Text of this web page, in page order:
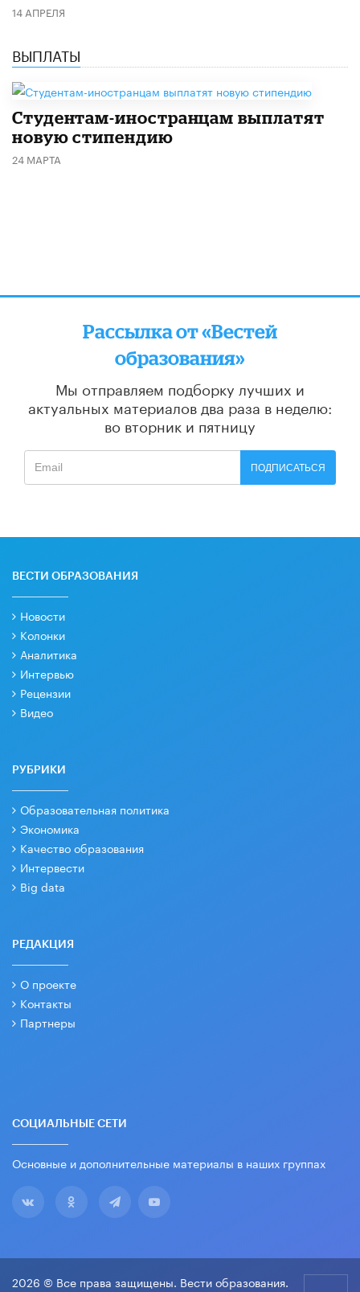
14 АПРЕЛЯ
ВЫПЛАТЫ
Студентам-иностранцам выплатят
новую стипендию
24 МАРТА
Рассылка от «Вестей
образования»
Мы отправляем подборку лучших и
актуальных материалов два раза в неделю:
во вторник и пятницу
ПОДПИСАТЬСЯ
ВЕСТИ ОБРАЗОВАНИЯ
Новости
Колонки
Аналитика
Интервью
Рецензии
Видео
РУБРИКИ
Образовательная политика
Экономика
Качество образования
Интервести
Big data
РЕДАКЦИЯ
О проекте
Контакты
Партнеры
СОЦИАЛЬНЫЕ СЕТИ
Основные и дополнительные материалы в наших группах
2026 © Все права защищены. Вести образования.